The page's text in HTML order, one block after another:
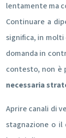
lentamente ma
Continuare a
significa, in molti
domanda in
contesto, non è
necessaria
Aprire canali di
stagnazione o il